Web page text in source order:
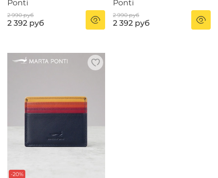
Ponti
2 990 руб
2 392 руб
Ponti
2 990 руб
2 392 руб
-20%